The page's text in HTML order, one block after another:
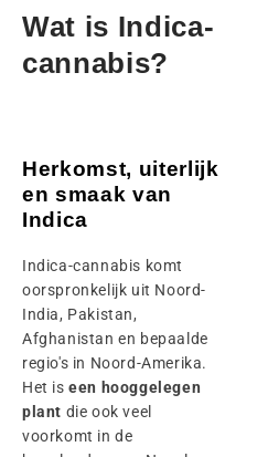
Wat is Indica-
cannabis?
Herkomst, uiterlijk
en smaak van
Indica
Indica-cannabis komt
oorspronkelijk uit Noord-
India, Pakistan,
Afghanistan en bepaalde
regio's in Noord-Amerika.
Het iseen hooggelegen
plant die ook veel
voorkomt in de